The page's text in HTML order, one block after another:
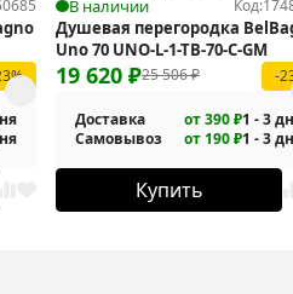
В наличии Код:
Душевая перегородка
Uno 70 UNO-L-1-TB-70-C-GM
25 506₽
19 620 ₽ -
Доставка от 390 ₽1 - 3
Самовывоз
от 190 ₽1 - 3
Купить